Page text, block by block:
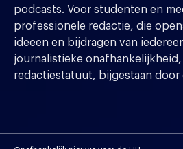
podcasts. Voor studenten en
professionele redactie, die
ideeen en bijdragen van
journalistieke
redactiestatuut, bijgestaan door